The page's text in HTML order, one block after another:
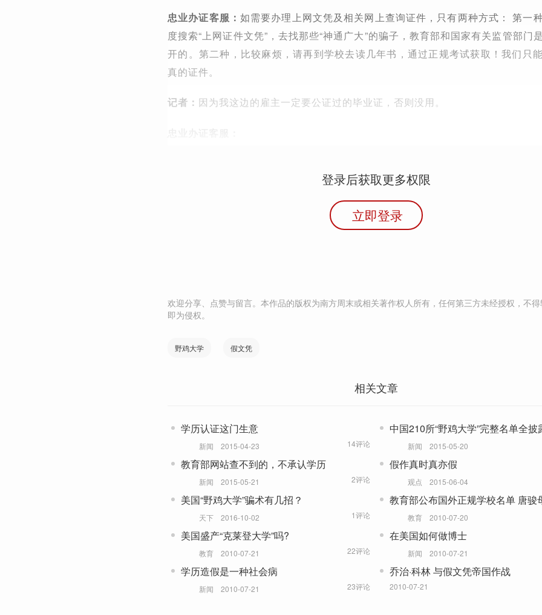
忠业办证客服： 如需要办理上网文凭及相关网上查询证件，只有两种方式： 第一
度搜索“上网证件文凭”，去找那些“神通广大”的骗子，教育部和国家有关监管部门
开的。第二种，比较麻烦，请再到学校去读几年书，通过正规考试获取！我们只
真的证件。
记者： 因为我这边的雇主一定要公证过的毕业证，否则没用。
登录后获取更多权限
立即登录
欢迎分享、点赞与留言。本作品的版权为南方周末或相关著作权人所有，任何第三方未经授权，不
即为侵权。
野鸡大学 假文凭
相关文章
学历认证这门生意
新闻 2015-04-23 14评论
中国210所“野鸡大学”完整名单全披
新闻 2015-05-20
教育部网站查不到的，不承认学历
新闻 2015-05-21 2评论
假作真时真亦假
观点 2015-06-04
美国“野鸡大学”骗术有几招？
天下 2016-10-02 1评论
教育部公布国外正规学校名单 唐骏
其中教育 2010-07-20
美国盛产“克莱登大学”吗?
教育 2010-07-21 22评论
在美国如何做博士
新闻 2010-07-21
学历造假是一种社会病
新闻 2010-07-21 23评论
乔治·科林 与假文凭帝国作战
2010-07-21